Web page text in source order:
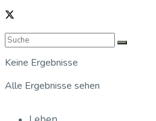
Keine Ergebnisse
Alle Ergebnisse sehen